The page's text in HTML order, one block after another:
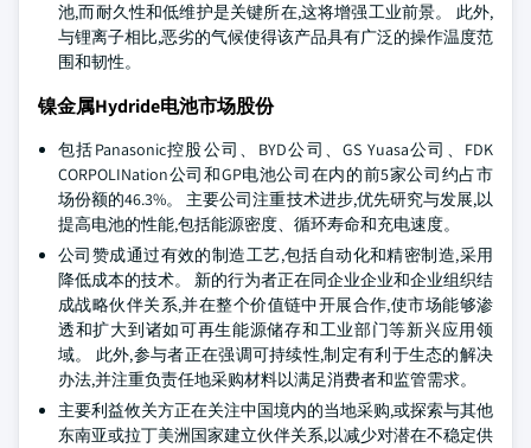
池,而耐久性和低维护是关键所在,这将增强工业前景。 此外,
与锂离子相比,恶劣的气候使得该产品具有广泛的操作温度范
围和韧性。
镍金属Hydride电池市场股份
包括Panasonic控股公司、BYD公司、GS Yuasa公司、FDK
CORPOLINation公司和GP电池公司在内的前5家公司约占市
场份额的46.3%。 主要公司注重技术进步,优先研究与发展,以
提高电池的性能,包括能源密度、循环寿命和充电速度。
公司赞成通过有效的制造工艺,包括自动化和精密制造,采用
降低成本的技术。 新的行为者正在同企业企业和企业组织结
成战略伙伴关系,并在整个价值链中开展合作,使市场能够渗
透和扩大到诸如可再生能源储存和工业部门等新兴应用领
域。 此外,参与者正在强调可持续性,制定有利于生态的解决
办法,并注重负责任地采购材料以满足消费者和监管需求。
主要利益攸关方正在关注中国境内的当地采购,或探索与其他
东南亚或拉丁美洲国家建立伙伴关系,以减少对潜在不稳定供